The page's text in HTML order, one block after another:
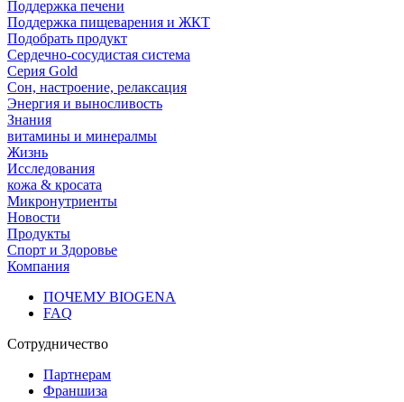
Поддержка печени
Поддержка пищеварения и ЖКТ
Подобрать продукт
Сердечно-сосудистая система
Серия Gold
Сон, настроение, релаксация
Энергия и выносливость
Знания
витамины и минералмы
Жизнь
Исследования
кожа & кросата
Микронутриенты
Новости
Продукты
Спорт и Здоровье
Компания
ПОЧЕМУ BIOGENA
FAQ
Сотрудничество
Партнерам
Франшиза